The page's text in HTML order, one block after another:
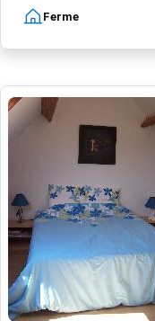
Ferme